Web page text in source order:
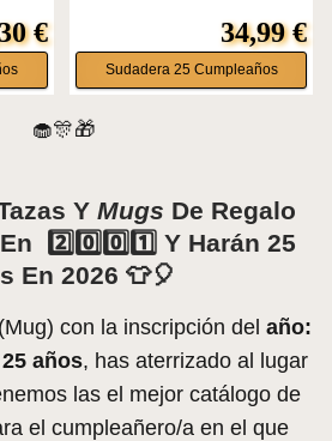
€ 34,99 €
Sudadera 25 Cumpleaños
🧁🎊🎁
Y Mugs De Regalo
2️⃣0️⃣0️⃣1️⃣ Y Harán 25
En 2026 👕🎈
con la inscripción del año:
años, has aterrizado al lugar
las el mejor catálogo de
el cumpleañero/a en el que